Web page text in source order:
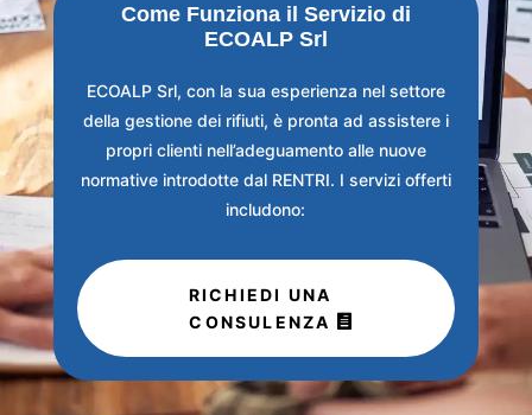
Come Funziona il Servizio di
ECOALP Srl
ECOALP Srl, con la sua esperienza nel settore
della gestione dei rifiuti, è pronta ad assistere i
propri clienti nell’adeguamento alle nuove
normative introdotte dal RENTRI. I servizi offerti
includono:
RICHIEDI UNA
CONSULENZA